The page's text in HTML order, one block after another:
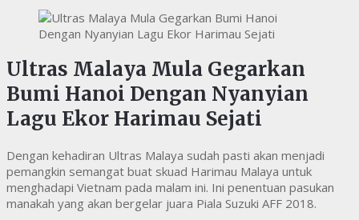
Ultras Malaya Mula Gegarkan
Bumi Hanoi Dengan Nyanyian
Lagu Ekor Harimau Sejati
Dengan kehadiran Ultras Malaya sudah pasti akan menjadi
pemangkin semangat buat skuad Harimau Malaya untuk
menghadapi Vietnam pada malam ini. Ini penentuan pasukan
manakah yang akan bergelar juara Piala Suzuki AFF 2018.